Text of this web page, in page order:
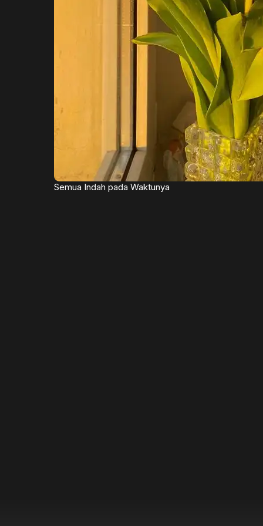
Semua Indah pada Waktunya